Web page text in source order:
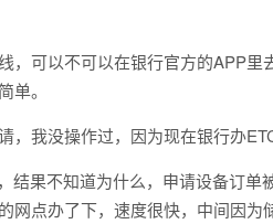
，可以不可以在银行官方的APP
单。
，我没操作过，因为现在银行办
结果不知道为什么，申请设备订
网点办了下，速度很快，中间因